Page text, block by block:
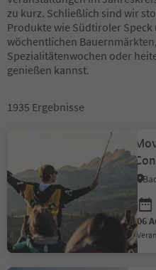
zu kurz. Schließlich sind wir
Produkte wie Südtiroler Speck
wöchentlichen
Spezialitätenwochen oder
genießen kannst.
1935 Ergebnisse
06